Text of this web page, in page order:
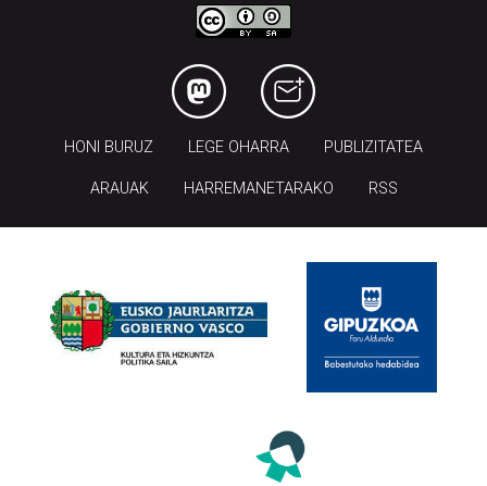
HONI BURUZ LEGE OHARRA PUBLIZITATEA
ARAUAK HARREMANETARAKO RSS